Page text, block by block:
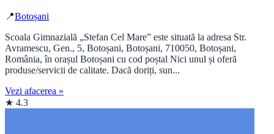
📍Botoșani
Scoala Gimnazială „Stefan Cel Mare” este situată la adresa Str.
Avramescu, Gen., 5, Botoșani, Botoșani, 710050, Botoșani,
România, în orașul Botoșani cu cod poștal Nici unul și oferă
produse/servicii de calitate. Dacă doriți, sun...
Vezi afacerea »
★ 4.3